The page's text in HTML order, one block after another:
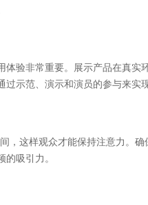
体验非常重要。展示产品在真实
示范、演示和演员的参与来实
，这样观众才能保持注意力。
吸引力。